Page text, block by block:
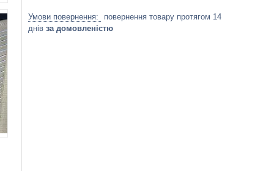
повернення товару протягом 14
днів за домовленістю